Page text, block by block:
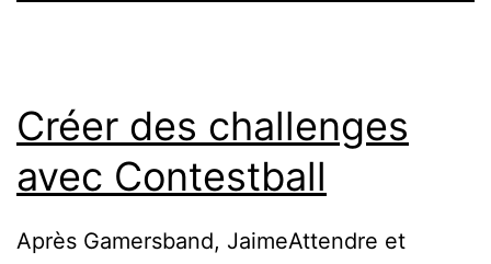
Créer des challenges
avec Contestball
Après Gamersband, JaimeAttendre et